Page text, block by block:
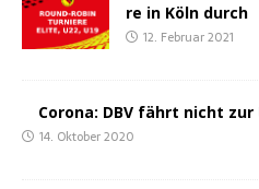
re in Köln durch
12. Februar 2021
Coro­na: DBV fährt nicht
14. Oktober 2020